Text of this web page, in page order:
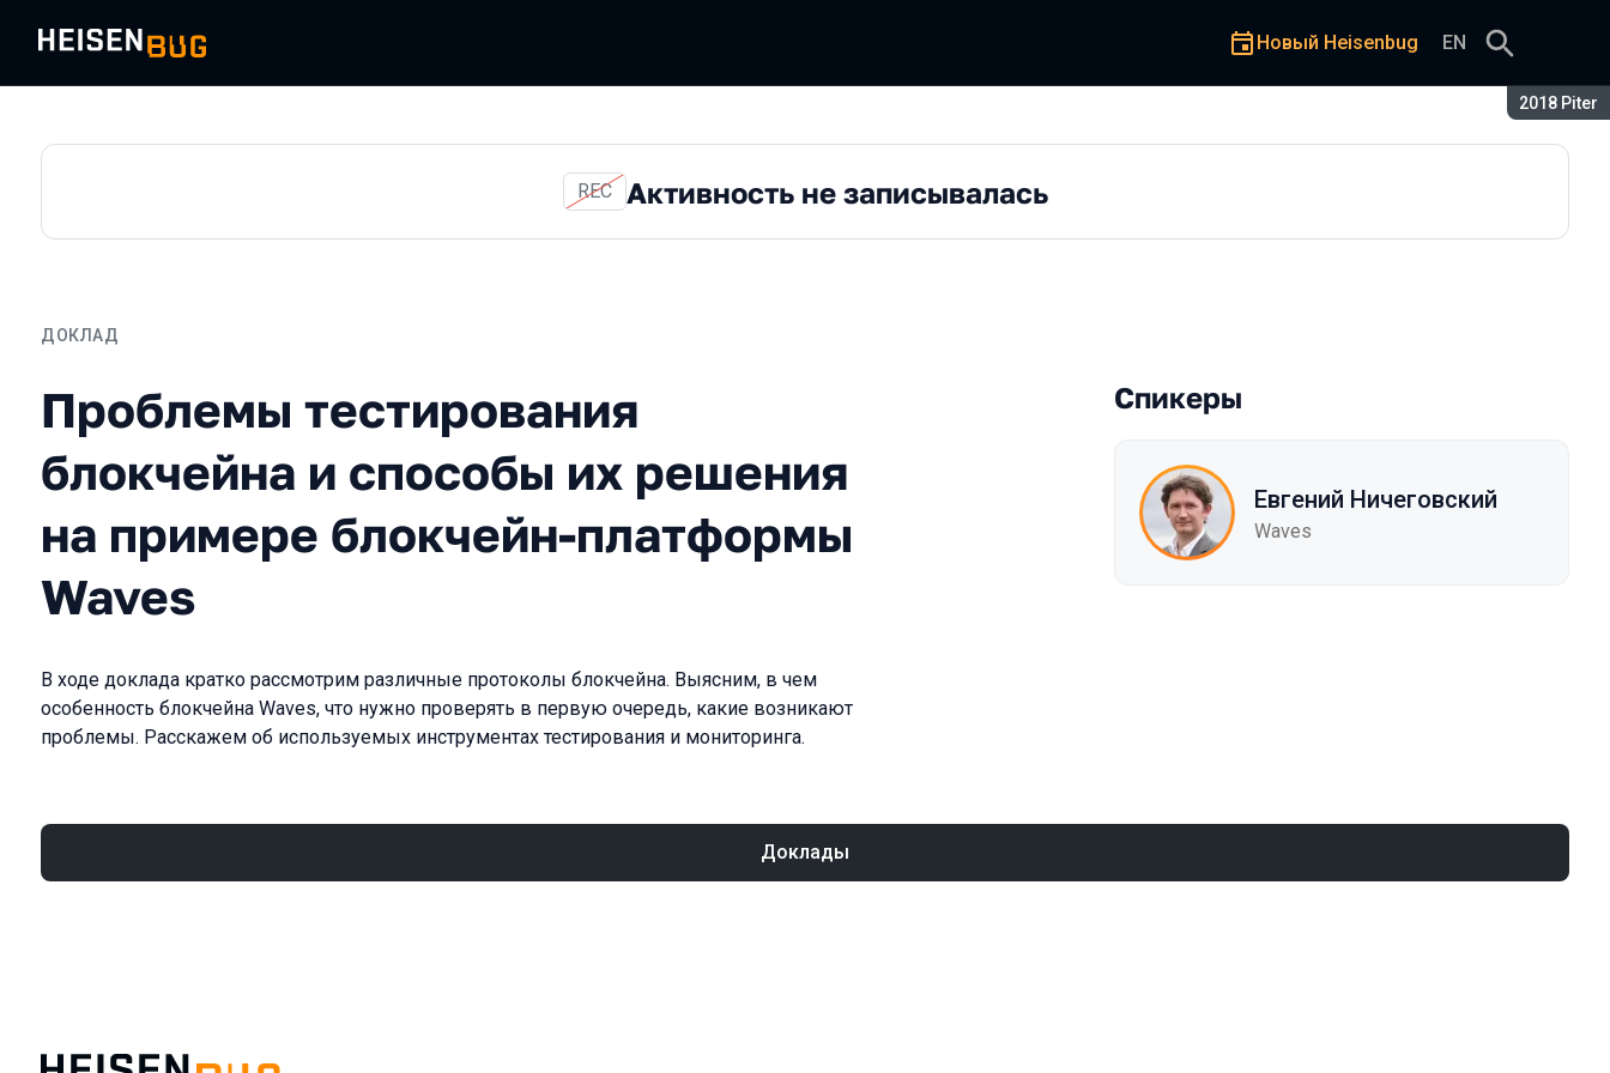
Сезон:
2018 Piter
Новый Heisenbug EN
REC Активность не записывалась
ДОКЛАД
Проблемы тестирования блокчейна и способы их решения на примере
Проблемы тестирования
блокчейна и способы их решения
на примере блокчейн-платформы
Waves
В ходе доклада кратко рассмотрим различные протоколы блокчейна. Выясним, в чем
особенность блокчейна Waves, что нужно проверять в первую очередь, какие возникают
проблемы. Расскажем об используемых инструментах тестирования и мониторинга.
Спикеры
Евгений Ничеговский
Waves
Доклады